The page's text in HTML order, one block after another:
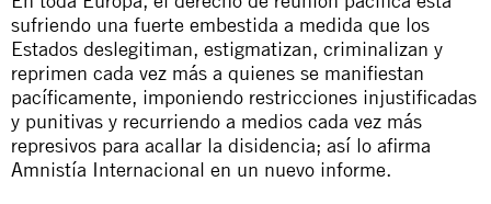
sufriendo una fuerte embestida a medida que los
Estados deslegitiman, estigmatizan, criminalizan y
reprimen cada vez más a quienes se manifiestan
pacíficamente, imponiendo restricciones injustificadas
y punitivas y recurriendo a medios cada vez más
represivos para acallar la disidencia; así lo afirma
Amnistía Internacional en un nuevo informe.